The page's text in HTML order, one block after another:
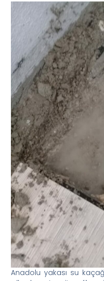
Anadolu yakası su